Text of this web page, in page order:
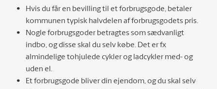
Hvis du får en bevilling til et forbrugsgode, betaler
kommunen typisk halvdelen af forbrugsgodets pris.
Nogle forbrugsgoder betragtes som sædvanligt
indbo, og disse skal du selv købe. Det er fx
almindelige tohjulede cykler og ladcykler med- og
uden el.
Et forbrugsgode bliver din ejendom, og du skal selv